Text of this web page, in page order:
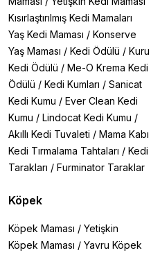
Kısırlaştırılmış Kedi Mamaları
Yaş Kedi Maması / Konserve
Yaş Maması / Kedi Ödülü / Kuru
Kedi Ödülü / Me-O Krema Kedi
Ödülü / Kedi Kumları / Sanicat
Kedi Kumu / Ever Clean Kedi
Kumu / Lindocat Kedi Kumu /
Akıllı Kedi Tuvaleti / Mama Kabı
Kedi Tırmalama Tahtaları / Kedi
Tarakları / Furminator Taraklar
Köpek
Köpek Maması / Yetişkin
Köpek Maması / Yavru Köpek